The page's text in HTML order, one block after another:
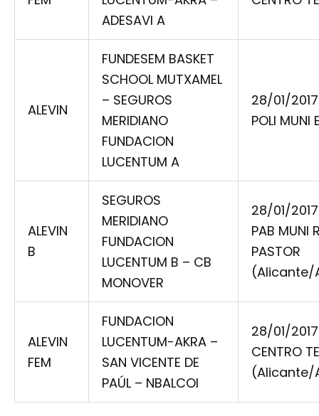
ADESAVI A
ALEVIN
FUNDESEM BASKET
SCHOOL MUTXAMEL
– SEGUROS
MERIDIANO
FUNDACION
LUCENTUM A
28/01/
POLI MUNI
ALEVIN
B
SEGUROS
MERIDIANO
FUNDACION
LUCENTUM B – CB
MONOVER
28/01/
PAB MUNI
PASTOR
ALEVIN
FEM
FUNDACION
LUCENTUM-AKRA –
SAN VICENTE DE
PAÚL – NBALCOI
28/01/
CENTRO